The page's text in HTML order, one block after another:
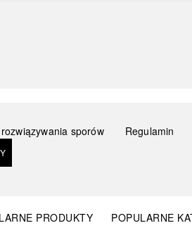
sporów
Regulamin
PRODUKTY
POPULARNE